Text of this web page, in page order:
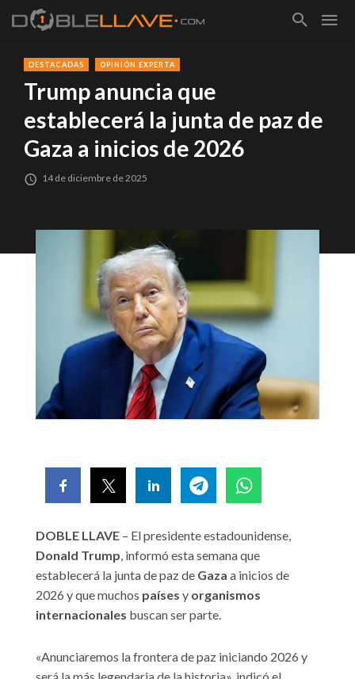
DESTACADAS OPINIÓN EXPERTA
Trump anuncia que
establecerá la junta de paz de
Gaza a inicios de 2026
14 de diciembre de 2025
DOBLE LLAVE – El presidente estadounidense,
Donald Trump, informó esta semana que
establecerá la junta de paz de Gaza a inicios de
2026 y que muchos países y organismos
internacionales buscan ser parte.
«Anunciaremos la frontera de paz iniciando 2026 y